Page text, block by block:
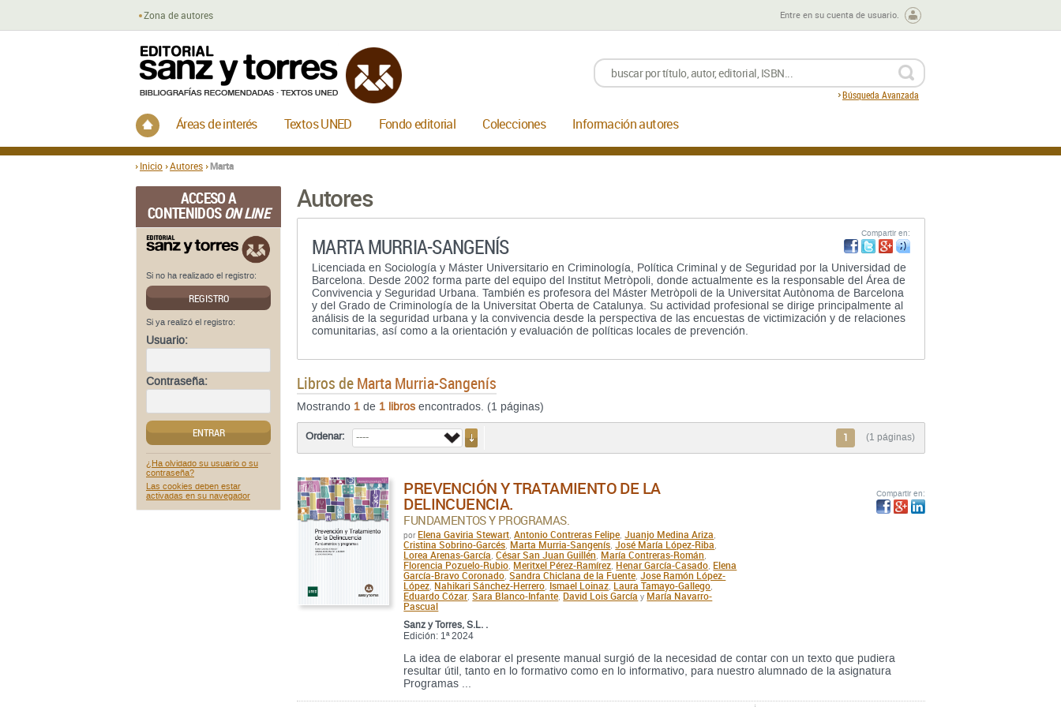
Inicio Autores Marta
Entre en su cuenta de usuario.
Búsqueda Avanzada
Inicio
Áreas de interés Textos UNED Fondo editorial Colecciones Información autores
Zona de autores
ACCESO A
CONTENIDOSON LINE
Si no ha realizado el registro:
REGISTRO
Si ya realizó el registro:
Usuario:
Contraseña:
ENTRAR
¿Ha olvidado su usuario o su
contraseña?
Las cookies deben estar
activadas en su navegador
Autores
MARTA MURRIA-SANGENÍS
Compartir en:
Licenciada en Sociología y Máster Universitario en Criminología, Política Criminal y de Seguridad por la Universidad de
Barcelona. Desde 2002 forma parte del equipo del Institut Metròpoli, donde actualmente es la responsable del Área de
Convivencia y Seguridad Urbana. También es profesora del Máster Metròpoli de la Universitat Autònoma de Barcelona
y del Grado de Criminología de la Universitat Oberta de Catalunya. Su actividad profesional se dirige principalmente al
análisis de la seguridad urbana y la convivencia desde la perspectiva de las encuestas de victimización y de relaciones
comunitarias, así como a la orientación y evaluación de políticas locales de prevención.
Libros deMarta Murria-Sangenís
Mostrando 1 de 1 libros encontrados. (1 páginas)
Ordenar: 1 (1 páginas)
PREVENCIÓN Y TRATAMIENTO DE LA
DELINCUENCIA.
FUNDAMENTOS Y PROGRAMAS.
por Elena Gaviria Stewart Antonio Contreras Felipe Juanjo Medina Ariza
Cristina Sobrino-Garcés Marta Murria-Sangenís José María López-Riba
Lorea Arenas-García ,César San Juan Guillén María Contreras-Román
Florencia Pozuelo-Rubio Meritxel Pérez-Ramírez Henar García-Casado Elena
García-Bravo Coronado ,Sandra Chiclana de la Fuente Jose Ramón López-
López Nahikari Sánchez-Herrero Ismael Loinaz Laura Tamayo-Gallego
Eduardo Cózar ,Sara Blanco-Infante David Lois García y María Navarro-
Pascual
Sanz y Torres, S.L. .
Edición: 1ª 2024
La idea de elaborar el presente manual surgió de la necesidad de contar con un texto que pudiera
resultar útil, tanto en lo formativo como en lo informativo, para nuestro alumnado de la asignatura
Programas ...
Compartir en: